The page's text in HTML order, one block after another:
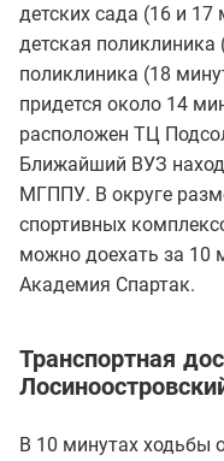
детских сада (16 и
детская поликлиника
поликлиника (18
придется около 14
расположен ТЦ
Ближайший ВУЗ
МГППУ. В округе
спортивных
можно доехать за 10
Академия Спартак.
Транспортная
В 10 минутах ходьбы